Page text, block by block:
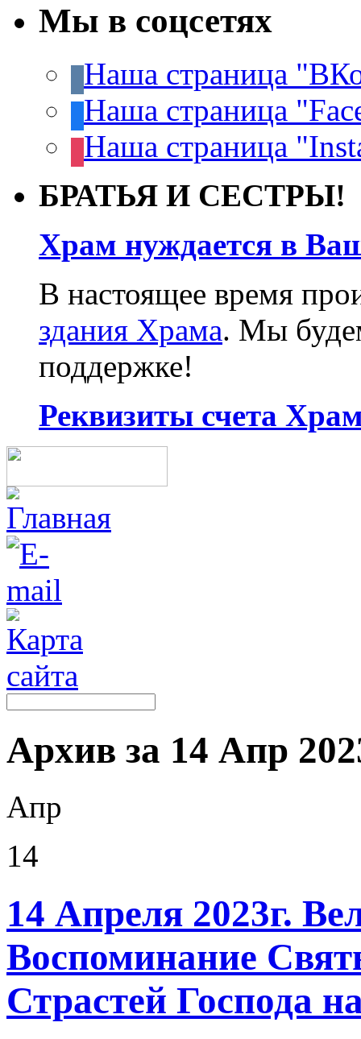
Мы в соцсетях
Наша страница
Наша страница
Наша страница
БРАТЬЯ И СЕСТРЫ!
Храм нуждается в
В настоящее время
здания Храма. Мы
поддержке!
Реквизиты счета
Архив за 14 Апр
Апр
14
14 Апреля 2023г.
Воспоминание
Страстей Господа